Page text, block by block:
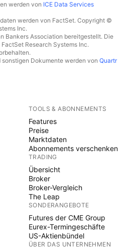
werden von ICE Data Services
werden von FactSet. Copyright ©
Inc.
Bankers Association bereitgestellt. Die
Research Systems Inc.
Dokumente werden von Quartr
TOOLS & ABONNEMENTS
Features
Preise
Marktdaten
Abonnements verschenken
TRADING
Übersicht
Broker
Broker-Vergleich
The Leap
SONDERANGEBOTE
Futures der CME Group
Eurex-Termingeschäfte
US-Aktienbündel
ÜBER DAS UNTERNEHMEN